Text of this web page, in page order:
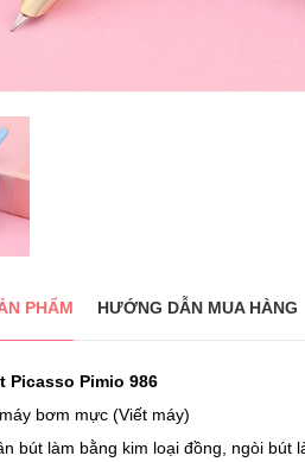
PHẨM HƯỚNG DẪN MUA HÀNG
Picasso Pimio 986
bơm mực (Viết máy)
bút làm bằng kim loại đồng, ngòi bút